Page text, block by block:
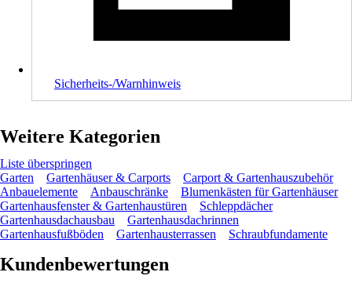
Sicherheits-/Warnhinweis
Weitere Kategorien
Liste überspringen
Garten
Gartenhäuser & Carports
Carport & Gartenhauszubehör
Anbauelemente
Anbauschränke
Blumenkästen für Gartenhäuser
Gartenhausfenster & Gartenhaustüren
Schleppdächer
Gartenhausdachausbau
Gartenhausdachrinnen
Gartenhausfußböden
Gartenhausterrassen Schraubfundamente
Kundenbewertungen